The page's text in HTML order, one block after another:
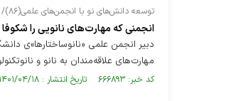
توسعه دانش‌های نو با انجمن‌های‌ علمی(۸۶)/ در گفت‌وگو با آنا عنوان شد؛
انجمنی که مهارت‌های نانویی‌ را
دبیر انجمن علمی «نانوساختارها»ی
مهارت‌های علاقه‌مندان به نانو و
کد خبر: ۶۶۶۸۹۳ تاریخ انتشار : ۱۴۰۱/۰۴/۱۸